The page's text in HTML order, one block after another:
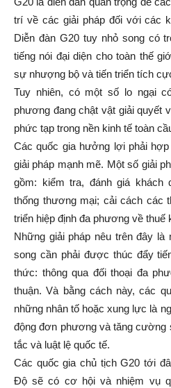
trí về các giải pháp đối với các
Diễn đàn G20 tuy nhỏ song có
tiếng nói đại diện cho toàn thế
sự nhượng bộ và tiến triển tích
Tuy nhiên, có một số lo ngại
phương đang chật vật giải quyết
phức tạp trong nền kinh tế toàn
Các quốc gia hưởng lợi phải
giải pháp mạnh mẽ. Một số giải
gồm: kiểm tra, đánh giá khách
thống thương mại; cải cách các
triển hiệp định đa phương về thuế
Những giải pháp nêu trên đây là
song cần phải được thúc đẩy
thức: thông qua đối thoại đa
thuận. Và bằng cách này, các
những nhân tố hoặc xung lực là
động đơn phương và tăng cường
tắc và luật lệ quốc tế.
Các quốc gia chủ tịch G20 tới
Độ sẽ có cơ hội và nhiệm vụ